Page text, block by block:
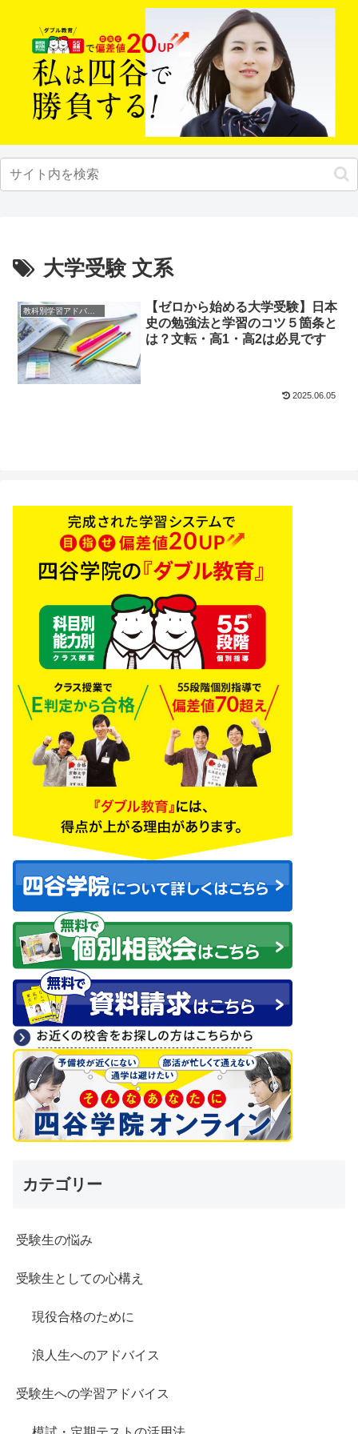
大学受験 文系
教科別学習アドバイス
【ゼロから始める大学受験】日本
史の勉強法と学習のコツ５箇条と
は？文転・高1・高2は必見です
2025.06.05
カテゴリー
受験生の悩み
受験生としての心構え
現役合格のために
浪人生へのアドバイス
受験生への学習アドバイス